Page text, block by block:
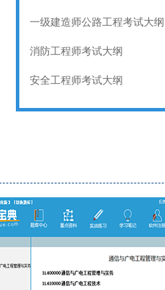
一级建造师公路工程考试大纲
消防工程师考试大纲
安全工程师考试大纲